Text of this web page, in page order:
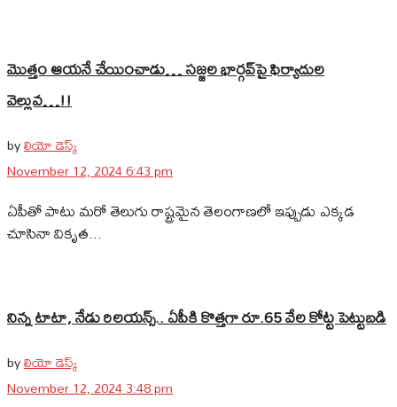
మొత్తం ఆయనే చేయించాడు… సజ్జల భార్గవ్‌పై ఫిర్యాదుల
వెల్లువ…!!
byలియో డెస్క్
November 12, 2024 6:43 pm
ఏపీతో పాటు మరో తెలుగు రాష్ట్రమైన తెలంగాణలో ఇప్పుడు ఎక్కడ
చూసినా వికృత...
నిన్న టాటా, నేడు రిలయన్స్.. ఏపీకి కొత్తగా రూ.65 వేల కోట్ట పెట్టుబడి
byలియో డెస్క్
November 12, 2024 3:48 pm